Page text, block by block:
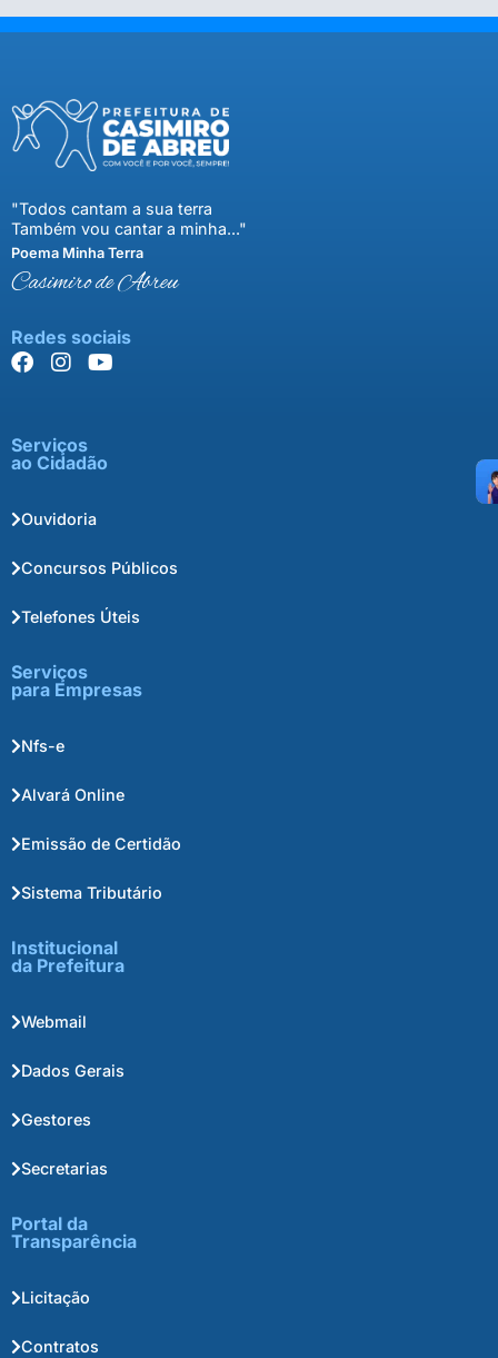
"Todos cantam a sua terra
Também vou cantar a minha..."
Poema Minha Terra
Casimiro de Abreu
Redes sociais
Serviços
ao Cidadão
Ouvidoria
Concursos Públicos
Telefones Úteis
Serviços
para Empresas
Nfs-e
Alvará Online
Emissão de Certidão
Sistema Tributário
Institucional
da Prefeitura
Webmail
Dados Gerais
Gestores
Secretarias
Portal da
Transparência
Licitação
Contratos